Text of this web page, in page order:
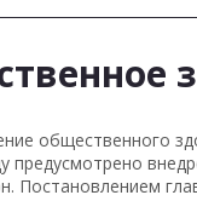
общественного
Постановлением